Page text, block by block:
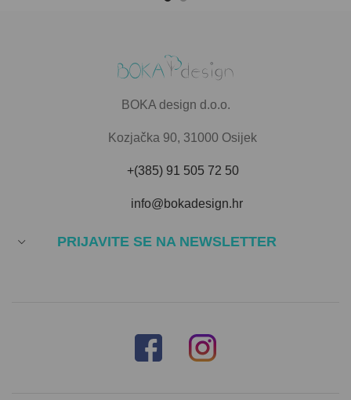
BOKA design d.o.o.
Kozjačka 90, 31000 Osijek
+(385) 91 505 72 50
info@bokadesign.hr
PRIJAVITE SE NA NEWSLETTER